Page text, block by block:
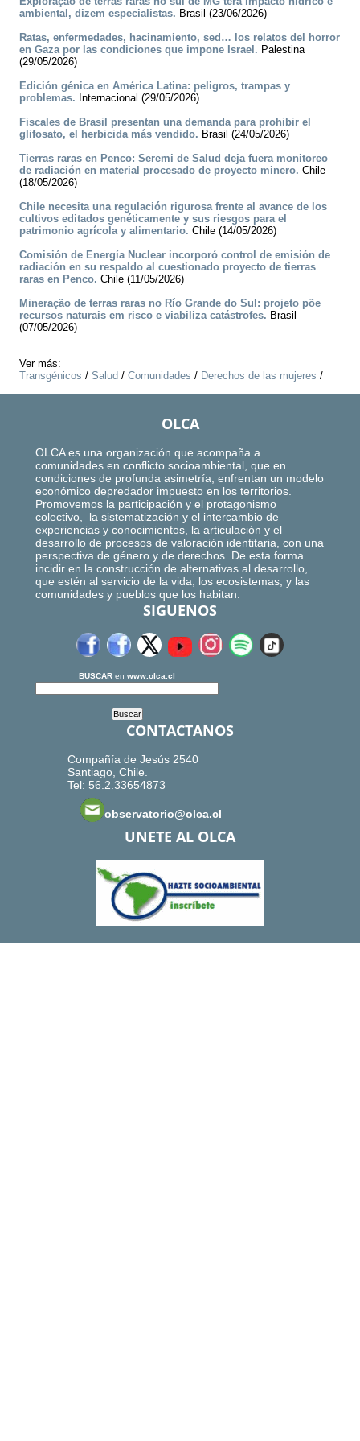
ambiental, dizem especialistas. Brasil (23/06/2026)
Ratas, enfermedades, hacinamiento, sed… los relatos del horror
en Gaza por las condiciones que impone Israel. Palestina
(29/05/2026)
Edición génica en América Latina: peligros, trampas y
problemas. Internacional (29/05/2026)
Fiscales de Brasil presentan una demanda para prohibir el
glifosato, el herbicida más vendido. Brasil (24/05/2026)
Tierras raras en Penco: Seremi de Salud deja fuera monitoreo
de radiación en material procesado de proyecto minero. Chile
(18/05/2026)
Chile necesita una regulación rigurosa frente al avance de los
cultivos editados genéticamente y sus riesgos para el
patrimonio agrícola y alimentario. Chile (14/05/2026)
Comisión de Energía Nuclear incorporó control de emisión de
radiación en su respaldo al cuestionado proyecto de tierras
raras en Penco. Chile (11/05/2026)
Mineração de terras raras no Río Grande do Sul: projeto põe
recursos naturais em risco e viabiliza catástrofes. Brasil
(07/05/2026)
Ver más:
Transgénicos / Salud / Comunidades / Derechos de las mujeres /
OLCA
OLCA es una organización que acompaña a
comunidades en conflicto socioambiental, que en
condiciones de profunda asimetría, enfrentan un modelo
económico depredador impuesto en los territorios.
Promovemos la participación y el protagonismo
colectivo, la sistematización y el intercambio de
experiencias y conocimientos, la articulación y el
desarrollo de procesos de valoración identitaria, con una
perspectiva de género y de derechos. De esta forma
incidir en la construcción de alternativas al desarrollo,
que estén al servicio de la vida, los ecosistemas, y las
comunidades y pueblos que los habitan.
SIGUENOS
BUSCAR en www.olca.cl
CONTACTANOS
Compañía de Jesús 2540
Santiago, Chile.
Tel: 56.2.33654873
observatorio@olca.cl
UNETE AL OLCA